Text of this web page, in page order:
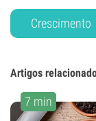
Crescimento
Artigos
7 min